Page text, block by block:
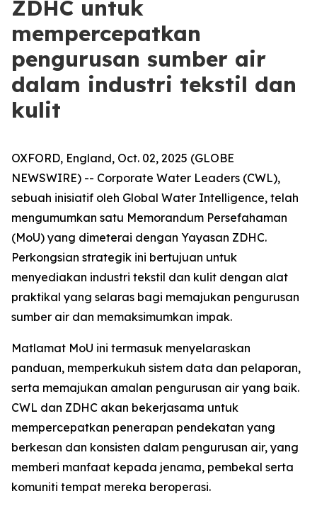
ZDHC untuk
mempercepatkan
pengurusan sumber air
dalam industri tekstil dan
kulit
OXFORD, England, Oct. 02, 2025 (GLOBE
NEWSWIRE) -- Corporate Water Leaders (CWL),
sebuah inisiatif oleh Global Water Intelligence, telah
mengumumkan satu Memorandum Persefahaman
(MoU) yang dimeterai dengan Yayasan ZDHC.
Perkongsian strategik ini bertujuan untuk
menyediakan industri tekstil dan kulit dengan alat
praktikal yang selaras bagi memajukan pengurusan
sumber air dan memaksimumkan impak.
Matlamat MoU ini termasuk menyelaraskan
panduan, memperkukuh sistem data dan pelaporan,
serta memajukan amalan pengurusan air yang baik.
CWL dan ZDHC akan bekerjasama untuk
mempercepatkan penerapan pendekatan yang
berkesan dan konsisten dalam pengurusan air, yang
memberi manfaat kepada jenama, pembekal serta
komuniti tempat mereka beroperasi.